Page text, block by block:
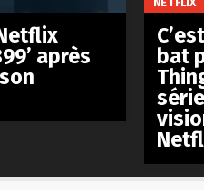
après
bat